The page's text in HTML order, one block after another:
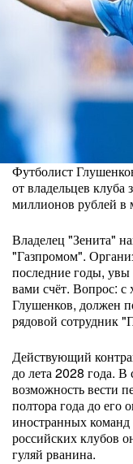
Футболист
от владельцев
миллионов рублей в
Владелец "Зенита"
"Газпромом".
последние годы, увы
вами счёт. Вопрос:
Глушенков, должен
рядовой сотрудник
Действующий
до лета 2028 года. В
возможность вести
полтора года до его
иностранных команд
российских клубов
гуляй рванина.